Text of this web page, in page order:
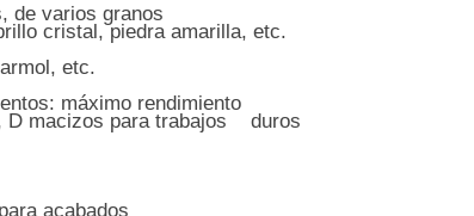
de varios granos
cristal, piedra amarilla, etc.
etc.
máximo rendimiento
D macizos para trabajos duros
acabados